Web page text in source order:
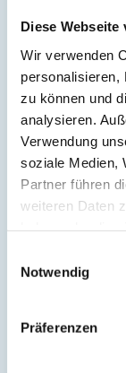
Diese Webseite
Wir verwenden
personalisieren,
zu können und
analysieren.
Verwendung
soziale Medien,
Partner führen
weiteren Daten
Notwendig
Präferenzen
Ayurveda(6)
(5)
Beinpflege(1)
Berührung(1)
Besinnlichkeit
Bewusstheit
Bewusstsein
Beziehung(5)
Bhagavad Gita
Blut (1)
Body-
Chinesisches
Dehnen(7)